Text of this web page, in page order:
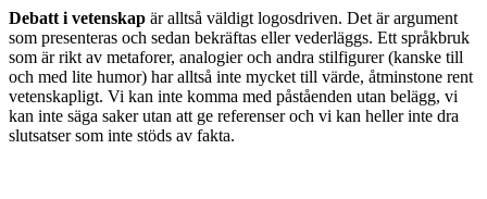
Debatt i vetenskap är alltså väldigt logosdriven. Det är argument
som presenteras och sedan bekräftas eller vederläggs. Ett språkbruk
som är rikt av metaforer, analogier och andra stilfigurer (kanske till
och med lite humor) har alltså inte mycket till värde, åtminstone rent
vetenskapligt. Vi kan inte komma med påståenden utan belägg, vi
kan inte säga saker utan att ge referenser och vi kan heller inte dra
slutsatser som inte stöds av fakta.